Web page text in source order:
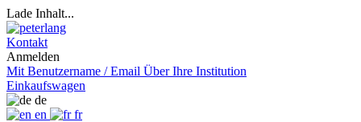
Lade Inhalt...
Kontakt
Anmelden
Mit Benutzername / Email Über Ihre Institution
Einkaufswagen
de
en
fr